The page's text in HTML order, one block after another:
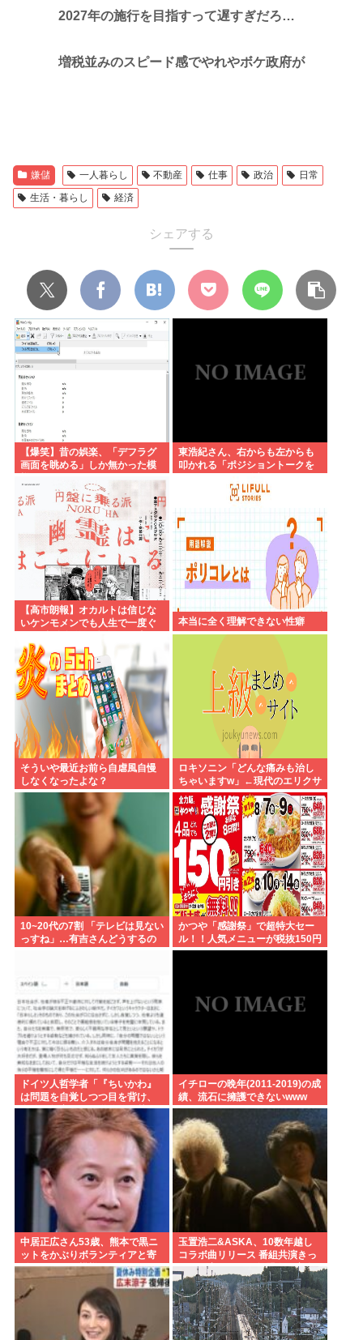
2027年の施行を目指すって遅すぎだろ…
増税並みのスピード感でやれやボケ政府が
嫌儲 一人暮らし 不動産 仕事 政治
日常
生活・暮らし
経済
シェアする
【爆笑】昔の娯楽、「デフラグ
画面を眺める」しか無かった模
東浩紀さん、右からも左からも
叩かれる「ポジショントークを
擁護されるwww
【高市朗報】オカルトは信じな
いケンモメンでも人生で一度ぐ
るんだろ？？
本当に全く理解できない性癖
そういや最近お前ら自虐風自慢
しなくなったよな？
ロキソニン「どんな痛みも治し
ちゃいますw」←現代のエリクサ
ーやろ…
10~20代の7割 「テレビは見ない
っすね」…有吉さんどうするの
かつや「感謝祭」で超特大セー
ル！！人気メニューが税抜150円
引き！！！
ドイツ人哲学者「『ちいかわ』
は問題を自覚しつつ目を背け、
自分は無害という道徳的優越
感、堕落する国家日本そのもの
だ」
イチローの晩年(2011-2019)の成
績、流石に擁護できないwww
中居正広さん53歳、熊本で黒ニ
ットをかぶりボランティアと寄
付をしている模様
玉置浩二&ASKA、10数年越し
コラボ曲リリース 番組共演きっ
かけで実現…同い年盟友の完全
合作